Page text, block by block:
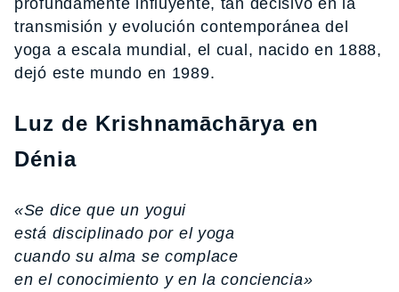
transmisión y evolución contemporánea del
yoga a escala mundial, el cual, nacido en 1888,
dejó este mundo en 1989.
Luz de Krishnamāchārya en
Dénia
«Se dice que un yogui
está disciplinado por el yoga
cuando su alma se complace
en el conocimiento y en la conciencia»